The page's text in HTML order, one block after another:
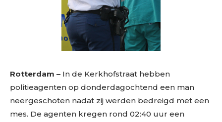
Rotterdam – In de Kerkhofstraat hebben
politieagenten op donderdagochtend een man
neergeschoten nadat zij werden bedreigd met een
mes. De agenten kregen rond 02:40 uur een